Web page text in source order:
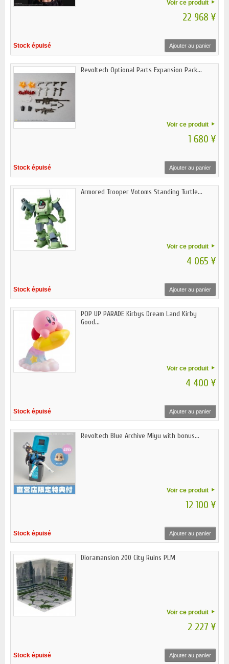
Voir ce produit
22 968 ¥
Stock épuisé Ajouter au panier
Revoltech Optional Parts Expansion Pack...
Voir ce produit
1 680 ¥
Stock épuisé Ajouter au panier
Armored Trooper Votoms Standing Turtle...
Voir ce produit
4 065 ¥
Stock épuisé Ajouter au panier
POP UP PARADE Kirbys Dream Land Kirby
Good...
Voir ce produit
4 400 ¥
Stock épuisé Ajouter au panier
Revoltech Blue Archive Miyu with bonus...
Voir ce produit
12 100 ¥
Stock épuisé Ajouter au panier
Dioramansion 200 City Ruins PLM
Voir ce produit
2 227 ¥
Stock épuisé Ajouter au panier